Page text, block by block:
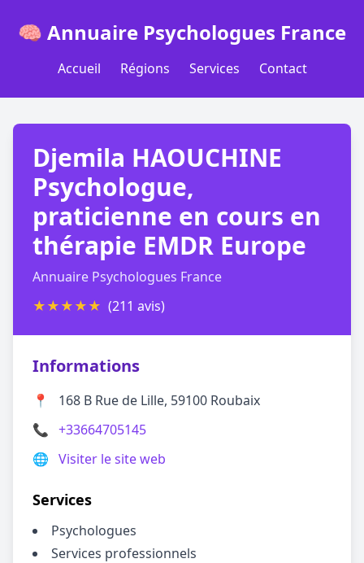
🧠 Annuaire Psychologues France
Accueil Régions Services Contact
Djemila HAOUCHINE
Psychologue,
praticienne en cours en
thérapie EMDR Europe
Annuaire Psychologues France
★★★★★ (211 avis)
Informations
📍
168 B Rue de Lille, 59100 Roubaix
📞 +33664705145
🌐 Visiter le site web
Services
Psychologues
Services professionnels